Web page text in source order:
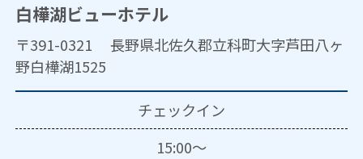
白樺湖ビューホテル
〒391-0321 長野県北佐久郡立科町大字芦田八ヶ
野白樺湖1525
チェックイン
15:00～